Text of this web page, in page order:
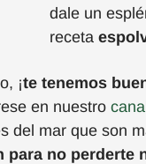
dale un
receta
¡te tenemos
en nuestro
del mar que son
para no perderte